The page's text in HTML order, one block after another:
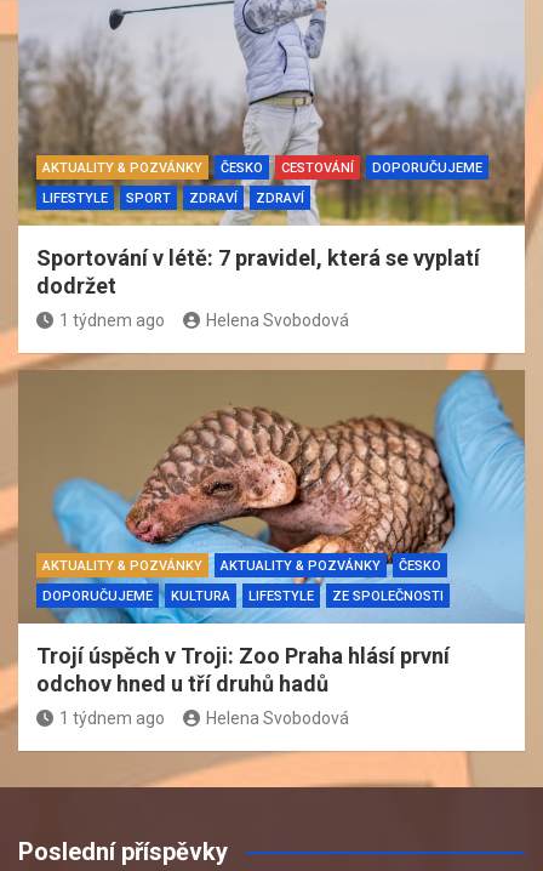
AKTUALITY & POZVÁNKY ČESKO CESTOVÁNÍ
DOPORUČUJEME
LIFESTYLE
SPORT ZDRAVÍ ZDRAVÍ
Sportování v létě: 7 pravidel, která se vyplatí
dodržet
1 týdnem ago Helena Svobodová
AKTUALITY & POZVÁNKY AKTUALITY & POZVÁNKY
ČESKO
DOPORUČUJEME
KULTURA LIFESTYLE ZE SPOLEČNOSTI
Trojí úspěch v Troji: Zoo Praha hlásí první
odchov hned u tří druhů hadů
1 týdnem ago Helena Svobodová
Poslední příspěvky